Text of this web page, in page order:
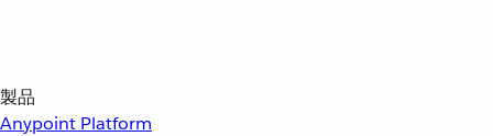
製品
Anypoint Platform